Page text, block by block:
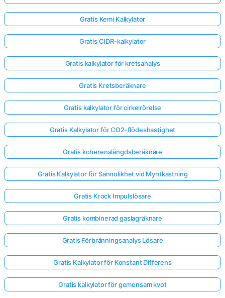
Gratis Kemi Kalkylator
Gratis CIDR-kalkylator
Gratis kalkylator för kretsanalys
Gratis Kretsberäknare
Gratis kalkylator för cirkelrörelse
Gratis Kalkylator för CO2-flödeshastighet
Gratis koherenslängdsberäknare
Gratis Kalkylator för Sannolikhet vid Myntkastning
Gratis Krock Impulslösare
Gratis kombinerad gaslagräknare
Gratis Förbränningsanalys Lösare
Gratis Kalkylator för Konstant Differens
Gratis kalkylator för gemensam kvot